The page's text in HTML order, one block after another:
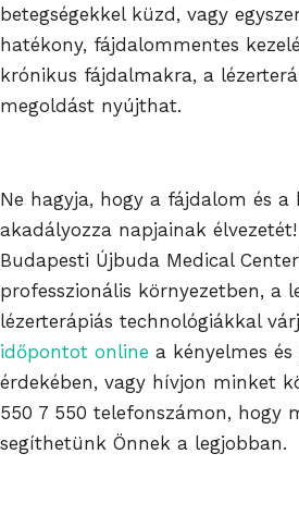
betegségekkel küzd, vagy
hatékony, fájdalommentes
krónikus fájdalmakra, a
megoldást nyújthat.
Ne hagyja, hogy a fájdalom és a
akadályozza napjainak
Budapesti Újbuda Medical
professzionális környezetben, a
lézerterápiás technológiákkal
időpontot online a kényelmes
érdekében, vagy hívjon minket
550 7 550 telefonszámon, hogy
segíthetünk Önnek a legjobban.